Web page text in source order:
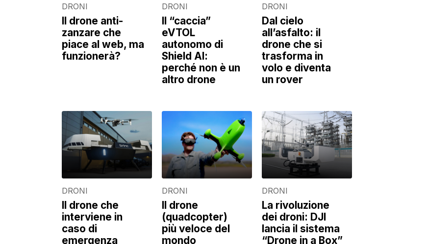
DRONI
Il drone anti-
zanzare che
piace al web, ma
funzionerà?
DRONI
Il “caccia”
eVTOL
autonomo di
Shield AI:
perché non è un
altro drone
DRONI
Dal cielo
all’asfalto: il
drone che si
trasforma in
volo e diventa
un rover
DRONI
Il drone che
interviene in
caso di
emergenza
DRONI
Il drone
(quadcopter)
più veloce del
mondo
DRONI
La rivoluzione
dei droni: DJI
lancia il sistema
“Drone in a Box”